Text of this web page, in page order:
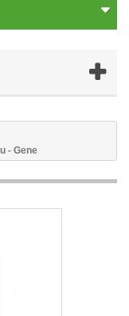
- Gene